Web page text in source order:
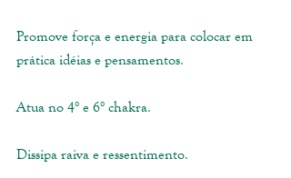
Promove força e energia para colocar em
prática idéias e pensamentos.
Atua no 4° e 6° chakra.
Dissipa raiva e ressentimento.